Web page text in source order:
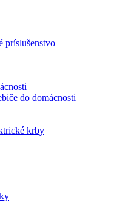
príslušenstvo
do domácnosti
krby